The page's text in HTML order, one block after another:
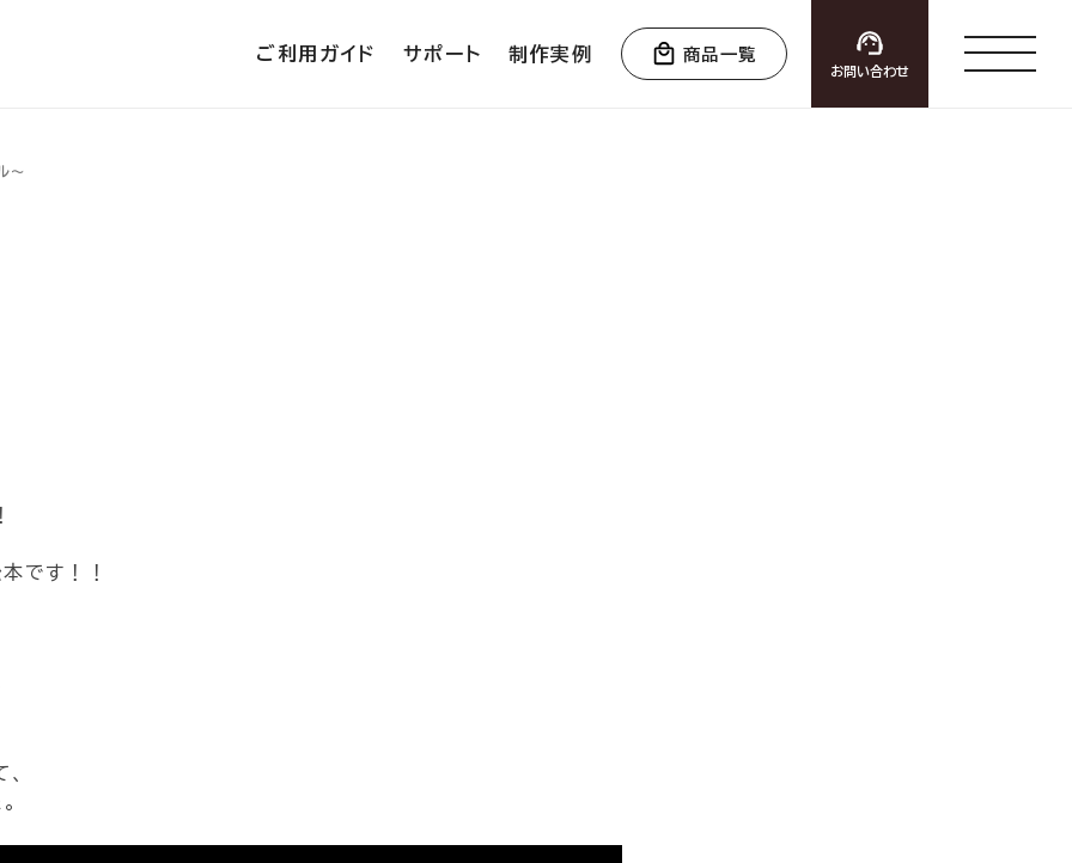
ご利用ガイド サポート 制作実例 商品一覧
お問い合わせ
～
です！！